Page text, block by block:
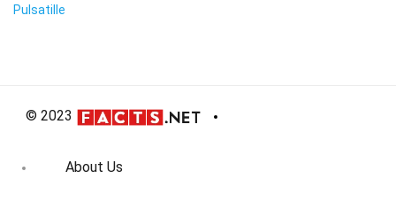
Pulsatille
© 2023
About Us